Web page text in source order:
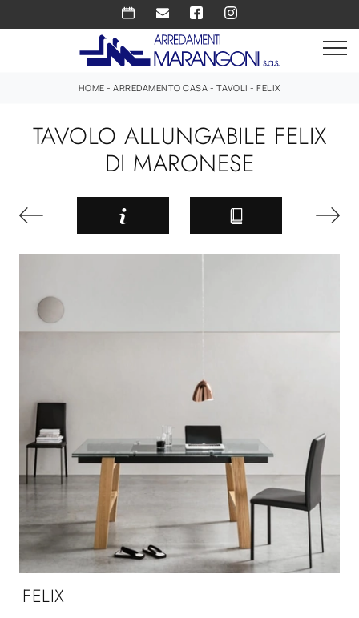
HOME - ARREDAMENTO CASA - TAVOLI - FELIX
TAVOLO ALLUNGABILE FELIX
DI MARONESE
FELIX